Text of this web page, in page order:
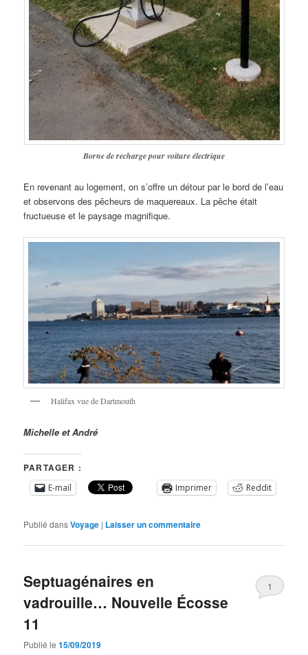
Borne de recharge pour voiture électrique
En revenant au logement, on s’offre un détour par le bord de l’eau
et observons des pêcheurs de maquereaux. La pêche était
fructueuse et le paysage magnifique.
Halifax vue de Dartmouth
Michelle et André
PARTAGER :
E-mail Imprimer Reddit
Publié dansVoyage | Laisser un commentaire
Septuagénaires en
vadrouille… Nouvelle Écosse
11
Publié le15/09/2019
1